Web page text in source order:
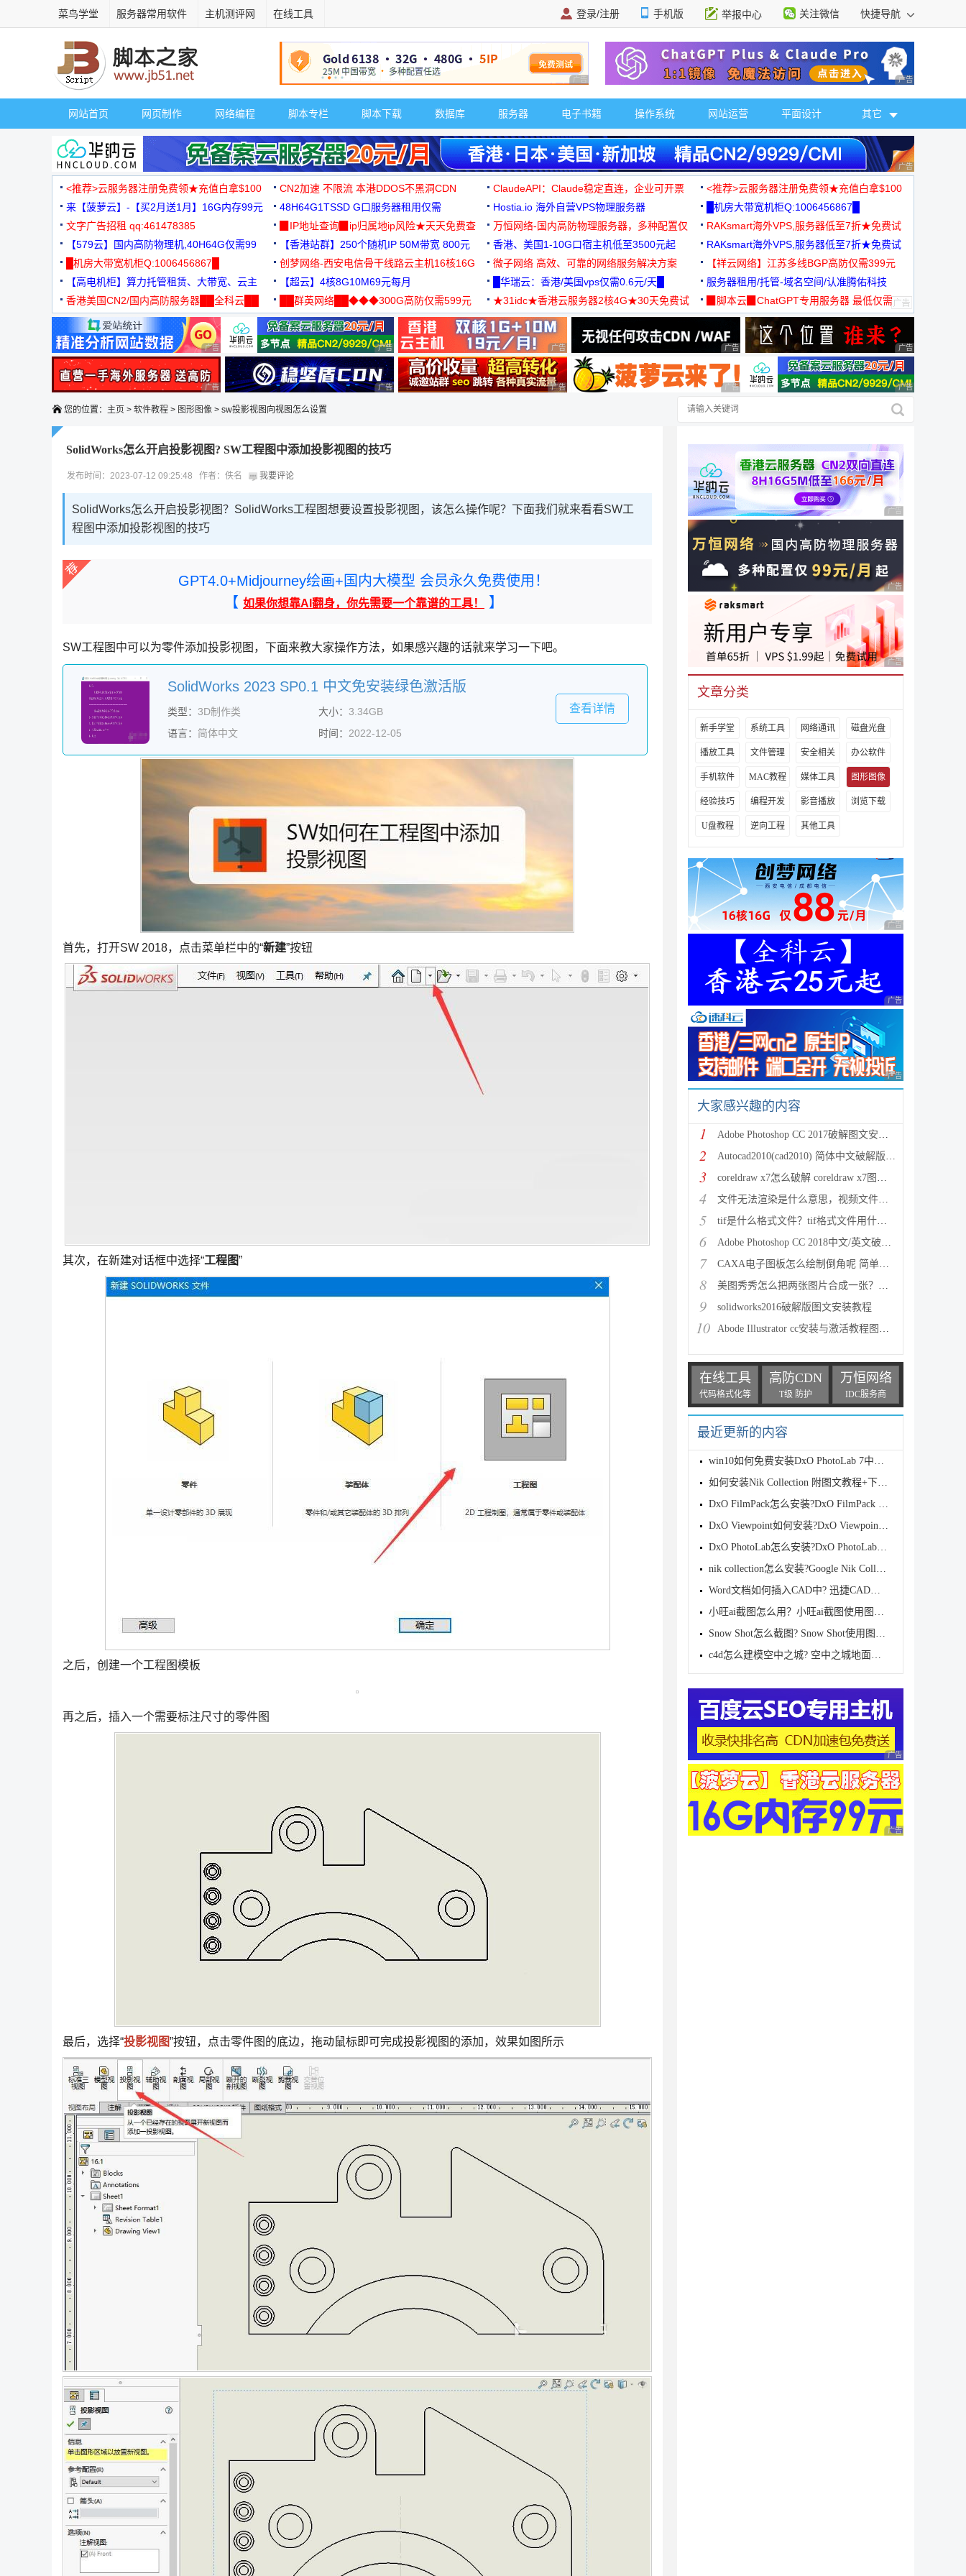
菜鸟学堂 服务器常用软件 主机测评网 在线工具 登录/注册 手机版 举报中心 关注微信 快捷导航
广告 商业广告，理性选择 广告 商业广告，理
网站首页 网页制作 网络编程 脚本专栏 脚本下载 数据库 服务器 电子书籍 操作系统 网站运营 平面设计 其它
广告 商业广告，理
<推荐>云服务器注册免费领★充值白拿$100 CN2加速 不限流 本港DDOS不黑洞CDN ClaudeAPI：Claude稳定直连，企业可开票
<推荐>云服务器注册免费领★充值白拿$100
来【菠萝云】-【买2月送1月】16G内存99元
48H64G1TSSD G口服务器租用仅需
3000+可免费测试
Hostia.io 海外自营VPS物理服务器
█机房大带宽机柜Q:1006456867█
文字广告招租 qq:461478385
▉IP地址查询▉ip归属地ip风险★天天免费查
万恒网络-国内高防物理服务器，多种配置仅
99元/月起
RAKsmart海外VPS,服务器低至7折★免费试
用★
【579云】国内高防物理机,40H64G仅需99
元
【香港站群】250个随机IP 50M带宽 800元 香港、美国1-10G口宿主机低至3500元起
RAKsmart海外VPS,服务器低至7折★免费试
用★
█机房大带宽机柜Q:1006456867█
创梦网络-西安电信骨干线路云主机16核16G
88元/月
微子网络 高效、可靠的网络服务解决方案
【祥云网络】江苏多线BGP高防仅需399元
【高电机柜】算力托管租赁、大带宽、云主
机
【超云】4核8G10M69元每月 █华瑞云：香港/美国vps仅需0.6元/天█
服务器租用/托管-域名空间/认准腾佑科技
香港美国CN2/国内高防服务器██全科云██
██群英网络██◆◆◆300G高防仅需599元
◆◆◆
★31idc★香港云服务器2核4G★30天免费试
用◆
▉脚本云▉ChatGPT专用服务器 最低仅需
19元/月
广告 商业广告，理性选择 广告 商业广告，理性选择 广告 商业广告，理性选择 广告 商业广告，理性选择 广告 商业广告，理
广告 商业广告，理性选择 广告 商业广告，理性选择 广告 商业广告，理性选择 广告 商业广告，理性选择 广告 商业广告，理
您的位置： 主页 > 软件教程 > 图形图像 > sw投影视图向视图怎么设置
SolidWorks怎么开启投影视图? SW工程图中添加投影视图的技巧
发布时间：2023-07-12 09:25:48 作者：佚名 我要评论
SolidWorks怎么开启投影视图？SolidWorks工程图想要设置投影视图，该怎么操作呢？下面我们就来看看SW工
程图中添加投影视图的技巧
GPT4.0+Midjourney绘画+国内大模型 会员永久免费使用！
【 如果你想靠AI翻身，你先需要一个靠谱的工具！ 】
SW工程图中可以为零件添加投影视图，下面来教大家操作方法，如果感兴趣的话就来学习一下吧。
SolidWorks 2023 SP0.1 中文免安装绿色激活版
类型： 3D制作类 大小： 3.34GB
语言： 简体中文 时间： 2022-12-05
查看详情
首先，打开SW 2018，点击菜单栏中的“新建”按钮
其次，在新建对话框中选择“工程图”
之后，创建一个工程图模板
再之后，插入一个需要标注尺寸的零件图
最后，选择“投影视图”按钮，点击零件图的底边，拖动鼠标即可完成投影视图的添加，效果如图所示
广告 商业广告，理性
广告 商业广告，理性
广告 商业广告，理性
文章分类
新手学堂 系统工具 网络通讯 磁盘光盘
播放工具 文件管理 安全相关 办公软件
手机软件 MAC教程 媒体工具 图形图像
经验技巧 编程开发 影音播放 浏览下载
U盘教程 逆向工程 其他工具
广告 商业广告，理性
广告 商业广告，理性
广告 商业广告，理性
大家感兴趣的内容
1 Adobe Photoshop CC 2017破解图文安装教程(附注册破解
2 Autocad2010(cad2010) 简体中文破解版安装图文教程
3 coreldraw x7怎么破解 coreldraw x7图文破解安装教程
4 文件无法渲染是什么意思，视频文件无法渲染如何解决
5 tif是什么格式文件？tif格式文件用什么方法打开
6 Adobe Photoshop CC 2018中文/英文破解图文安装教程(
7 CAXA电子图板怎么绘制倒角呢 简单五步解决绘制倒角难
8 美图秀秀怎么把两张图片合成一张？美图秀秀两张图片融
9 solidworks2016破解版图文安装教程
10 Abode Illustrator cc安装与激活教程图文详细介绍(附A
在线工具
代码格式化等
高防CDN
T级 防护
万恒网络
IDC服务商
最近更新的内容
win10如何免费安装DxO PhotoLab 7中文版?DxO PhotoLab
如何安装Nik Collection 附图文教程+下载地址
DxO FilmPack怎么安装?DxO FilmPack Elite安装教程
DxO Viewpoint如何安装?DxO Viewpoint安装图文步骤
DxO PhotoLab怎么安装?DxO PhotoLab安装图文详细教程(
nik collection怎么安装?Google Nik Collection安装图
Word文档如何插入CAD中? 迅捷CAD编辑器快速导入word文
小旺ai截图怎么用？小旺ai截图使用图文方法
Snow Shot怎么截图? Snow Shot使用图文教程
c4d怎么建模空中之城? 空中之城地面模型效果c4d制作方
广告 商业广告，理性
广告 商业广告，理性